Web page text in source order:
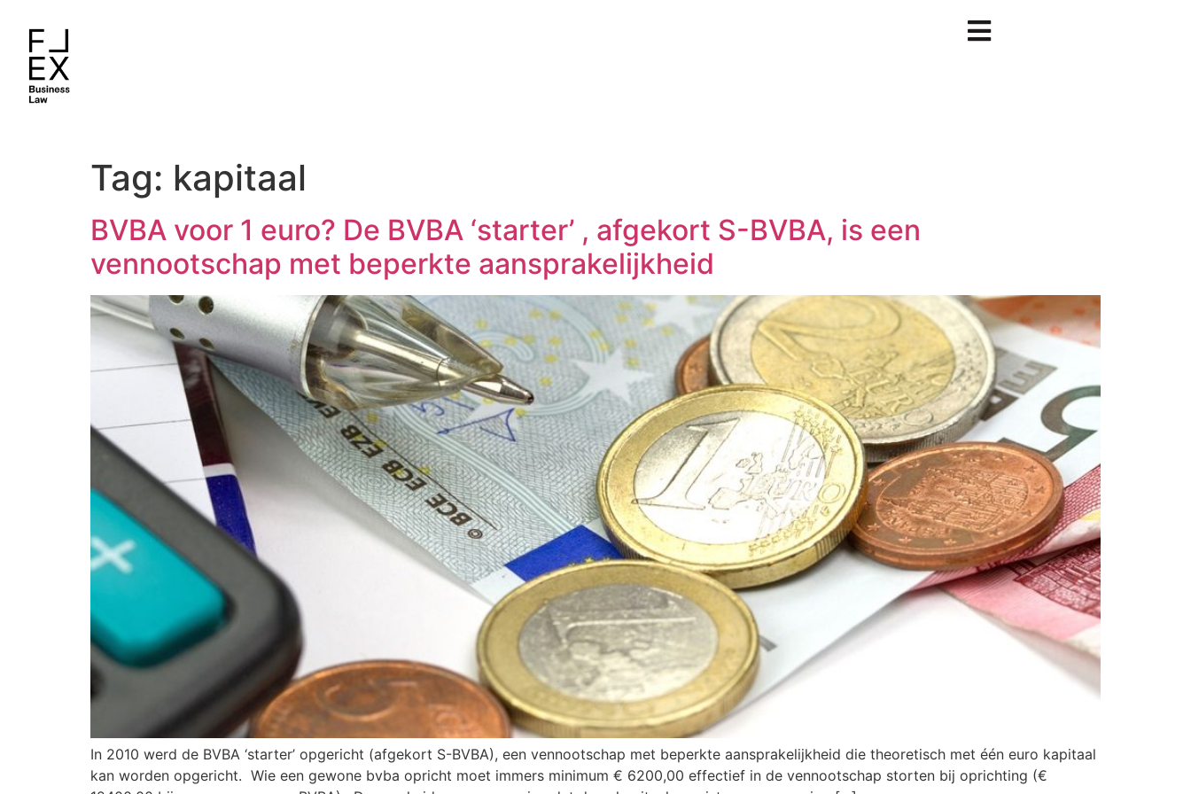
Tag: kapitaal
BVBA voor 1 euro? De BVBA ‘starter’ , afgekort S-BVBA, is een
vennootschap met beperkte aansprakelijkheid
In 2010 werd de BVBA ‘starter’ opgericht (afgekort S-BVBA), een vennootschap met beperkte aansprakelijkheid die theoretisch met één euro kapitaal
kan worden opgericht. Wie een gewone bvba opricht moet immers minimum € 6200,00 effectief in de vennootschap storten bij oprichting (€